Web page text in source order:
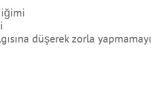
düşerek zorla yapmamayı